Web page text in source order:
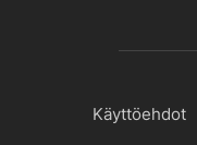
Käyttöehdot